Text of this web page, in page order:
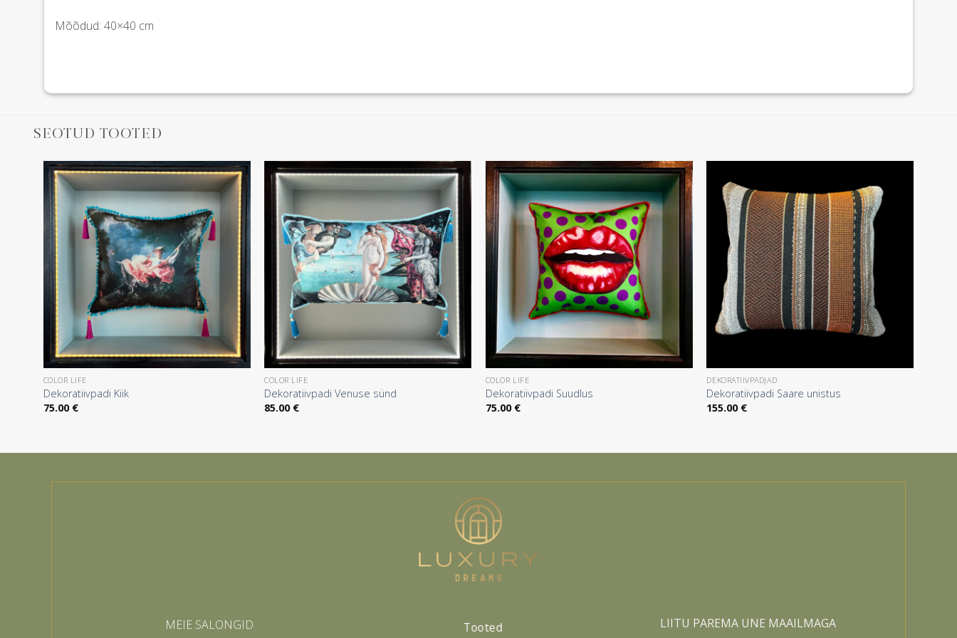
Mõõdud: 40×40 cm
SEOTUD TOOTED
COLOR LIFE
Dekoratiivpadi Kiik
75.00 €
COLOR LIFE
Dekoratiivpadi Venuse sünd
85.00 €
COLOR LIFE
Dekoratiivpadi Suudlus
75.00 €
DEKORATIIVPADJAD
Dekoratiivpadi Saare unistus
155.00 €
Tooted
MEIE SALONGID LIITU PAREMA UNE MAAILMAGA